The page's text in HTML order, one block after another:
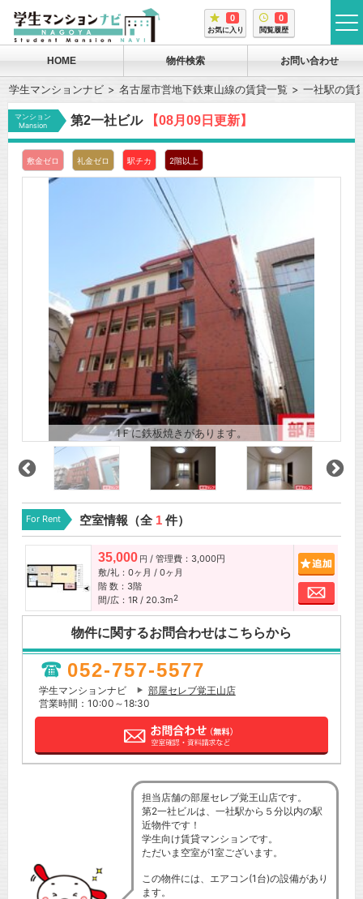
0
お気に入り
0
閲覧履歴
HOME 物件検索 お問い合わせ
学生マンションナビ 名古屋市営地下鉄東山線の賃貸一覧 一社駅の賃
マンション
Mansion
第2一社ビル 【08月09日更新】
敷金ゼロ 礼金ゼロ 駅チカ 2階以上
1Ｆに鉄板焼きがあります。
For Rent 空室情報（全 1件）
35,000 円 / 管理費：3,000円
敷/礼：0ヶ月 / 0ヶ月
階 数：3階
間/広：1R / 20.3m2
お問
物件に関するお問合わせはこちらから
052-757-5577
学生マンションナビ
部屋セレブ覚王山店
営業時間：10:00～18:30
担当店舗の部屋セレブ覚王山店です。
第2一社ビルは、一社駅から５分以内の駅
近物件です！
学生向け賃貸マンションです。
ただいま空室が1室ございます。
この物件には、エアコン(1台)の設備があり
ます。